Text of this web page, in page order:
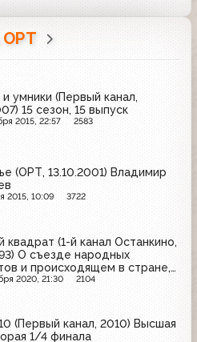
ОРТ
умники (Первый канал,
15 сезон, 15 выпуск
2015, 22:57 2583
(ОРТ, 13.10.2001) Владимир
2015, 10:09 3722
квадрат (1-й канал Останкино,
О съезде народных
и происходящем в стране,
проводимых в
2020, 21:30 2104
(Первый канал, 2010) Высшая
1/4 финала